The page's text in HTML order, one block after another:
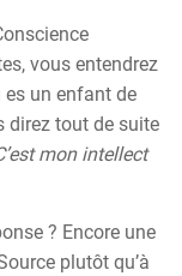
vous entendrez
es un enfant de
direz tout de suite
mon intellect
? Encore une
plutôt qu’à